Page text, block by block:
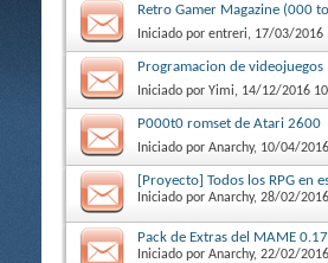
Retro Gamer Magazine (000
Iniciado por entreri, 17/03/2016
Programacion de videojuegos
Iniciado por Yimi, 14/12/2016
P000t0 romset de Atari 2600
Iniciado por Anarchy, 10/04/
[Proyecto] Todos los RPG en
Iniciado por Anarchy, 28/02/
Pack de Extras del MAME
Iniciado por Anarchy, 22/02/